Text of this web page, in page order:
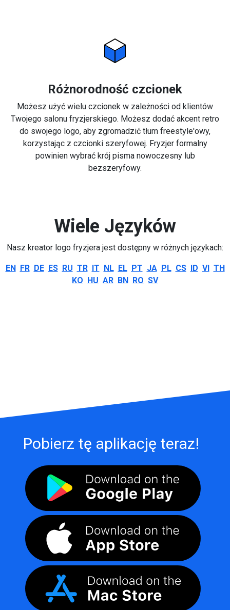
Różnorodność czcionek
Możesz użyć wielu czcionek w zależności od klientów
Twojego salonu fryzjerskiego. Możesz dodać akcent retro
do swojego logo, aby zgromadzić tłum freestyle'owy,
korzystając z czcionki szeryfowej. Fryzjer formalny
powinien wybrać krój pisma nowoczesny lub
bezszeryfowy.
Wiele Języków
Nasz kreator logo fryzjera jest dostępny w różnych językach:
EN FR DE ES RU TR IT NL EL PT JA PL CS ID VI TH
KO HU AR BN RO SV
Pobierz tę aplikację teraz!